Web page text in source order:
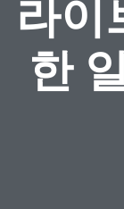
라이
한